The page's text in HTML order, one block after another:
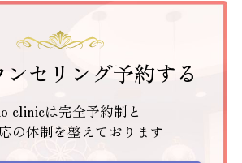
セリング予約する
clinicは完全予約制と
の体制を整えております